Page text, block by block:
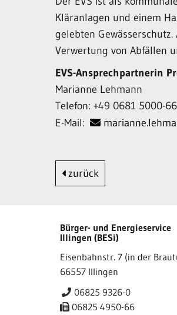
Kläranlagen und einem
gelebten
Verwertung von Abfällen
EVS-Ansprechpartnerin
Marianne Lehmann
Telefon: +49 0681 5000-
E-Mail:
zurück
Bürger- und Energieservice
Illingen (BESi)
Eisenbahnstr. 7 (in der
66557 Illingen
06825 9326-0
06825 4950-66